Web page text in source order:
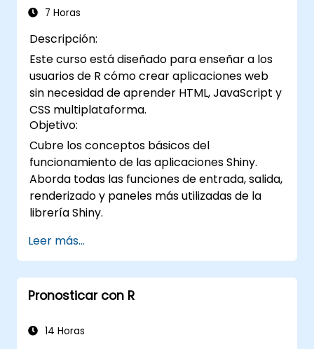
7 Horas
Descripción:
Este curso está diseñado para enseñar a los
usuarios de R cómo crear aplicaciones web
sin necesidad de aprender HTML, JavaScript y
CSS multiplataforma.
Objetivo:
Cubre los conceptos básicos del
funcionamiento de las aplicaciones Shiny.
Aborda todas las funciones de entrada, salida,
renderizado y paneles más utilizadas de la
librería Shiny.
Leer más...
Pronosticar con R
14 Horas